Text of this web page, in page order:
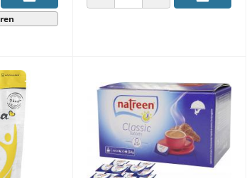
ERHÖHEN ANZAHL VERRINGERNANZAHL ERHÖHEN